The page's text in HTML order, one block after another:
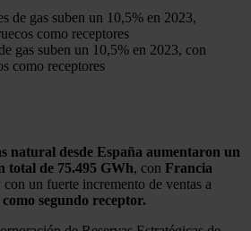
gas suben un 10,5% en 2023, con
como receptores
natural desde España aumentaron un
total de 75.495 GWh, con Francia
con un fuerte incremento de ventas a
como segundo receptor.